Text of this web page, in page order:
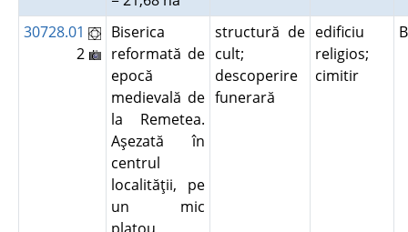
30728.01
2
Biserica
reformată de
epocă
medievală de
la Remetea.
Aşezată în
centrul
localităţii, pe
un mic
structură de
cult;
descoperire
funerară
edificiu
religios;
cimitir